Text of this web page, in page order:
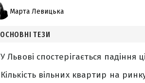
Марта Левицька
ОСНОВНІ ТЕЗИ
У Львові спостерігається
Кількість вільних квартир на